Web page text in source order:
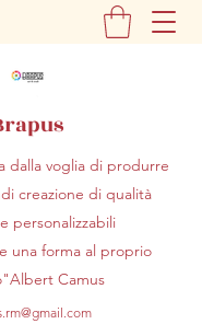
dalla voglia di produrre
creazione di qualità
personalizzabili
una forma al proprio
Camus